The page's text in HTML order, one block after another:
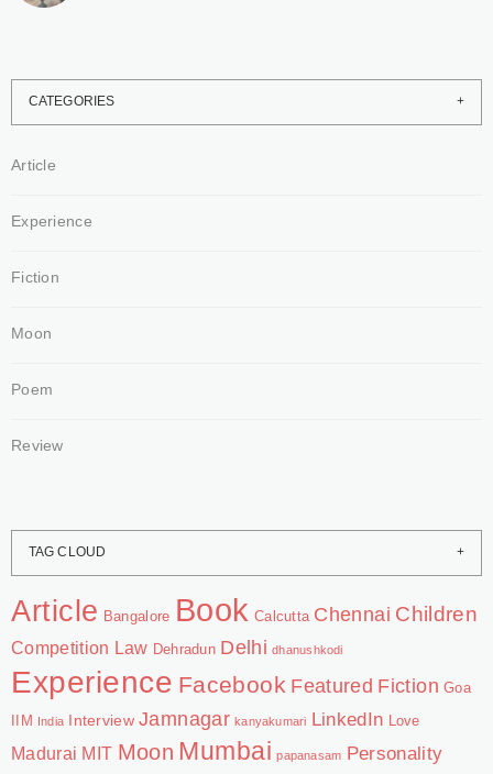
CATEGORIES
Article
Experience
Fiction
Moon
Poem
Review
TAG CLOUD
Article Bangalore Book Calcutta Chennai Children
Competition Law Dehradun Delhi dhanushkodi
Experience Facebook Featured Fiction Goa
IIM
India Interview Jamnagar kanyakumari LinkedIn Love
Madurai MIT Moon Mumbai papanasam Personality